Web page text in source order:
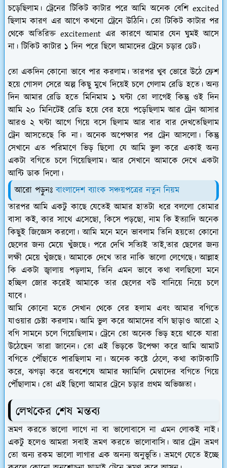
চড়েছিলাম। ট্রেনের টিকিট কাটার পরে আমি অনেক বেশি excited
ছিলাম কারণ এর আগে কখনো ট্রেনে উঠিনি। তো টিকিট কাটার পর
থেকে অতিরিক্ত excitement এর কারণে আমার যেন ঘুমই আসে
না। টিকিট কাটার ১ দিন পরে ছিলে আমাদের ট্রেনে চড়ার ডেট।
তো একদিন কোনো ভাবে পার করলাম। তারপর খুব ভোরে উঠে ফ্রেশ
হয়ে গোসল সেরে অল্প কিছু মুখে দিয়েই চলে গেলাম রেডি হতে। অন্য
দিন আমার রেডি হতে মিনিমাম ১ ঘন্টা তো লাগেই কিন্তু ওই দিন
আমি ২০ মিনিটেই রেডি হয়ে বের হয়ে পড়েছিলাম আর ট্রেন আসার
আরও ২ ঘন্টা আগে গিয়ে বসে ছিলাম আর বার বার দেখতেছিলাম
ট্রেন আসতেছে কি না। অনেক অপেক্ষার পর ট্রেন আসলো। কিন্তু
সেখানে এত পরিমাণে ভিড় ছিলো যে আমি ভুল করে একাই অন্য
একটা বগিতে চলে গিয়েছিলাম। আর সেখানে আমাকে দেখে একটা
আন্টি ডাক দিলো।
আরো পড়ুনঃবাংলাদেশ ব্যাংক সঞ্চয়পত্রের নতুন নিয়ম
তারপর আমি একটু কাছে যেতেই আমার হাতটা ধরে বললো তোমার
বাসা কই, কার সাথে এসেছো, কিসে পড়ছো, নাম কি ইত্যাদি অনেক
কিছুই জিজ্ঞেস করলো। আমি মনে মনে ভাবলাম তিনি হয়তো কোনো
ছেলের জন্য মেয়ে খুঁজছে। পরে দেখি সত্যিই তাই,তার ছেলের জন্য
লক্ষী মেয়ে খুঁজছে। আমাকে দেখে তার নাকি ভালো লেগেছে। আল্লাহ
কি একটা জ্বালায় পড়লাম, তিনি এমন ভাবে কথা বলছিলো মনে
হচ্ছিল জোর করেই আমাকে তার ছেলের বউ বানিয়ে নিয়ে চলে
যাবে।
আমি কোনো মতে সেখান থেকে বের হলাম এবং আমার বগিতে
যাওয়ার চেষ্টা করলাম। আমি ভুল করে আমাদের বগি ছাড়াও আরো ২
বগি সামনে চলে গিয়েছিলাম। ট্রেনে তো অনেক ভিড় হয়ে থাকে যারা
উঠেছেন তারা জানেন। তো এই ভিড়কে উপেক্ষা করে আমি আমাট
বগিতে পৌঁছাতে পারছিলাম না। অনেক কষ্টে ঠেলে, কথা কাটাকাটি
করে, ঝগড়া করে অবশেষে আমার ফ্যামিলি মেম্বাদের বগিতে গিয়ে
পৌঁছালাম। তো এই ছিলো আমার ট্রেনে চড়ার প্রথম অভিজ্ঞতা।
লেখকের শেষ মন্তব্য
ভ্রমণ করতে ভালো লাগে না বা ভালোবাসে না এমন লোকই নাই।
একটু হলেও আমরা সবাই ভ্রমণ করতে ভালোবাসি। আর ট্রেন ভ্রমণ
তো অন্য রকম ভালো লাগার এক অনন্য অনুভূতি। ভ্রমণে যেতে ইচ্ছে